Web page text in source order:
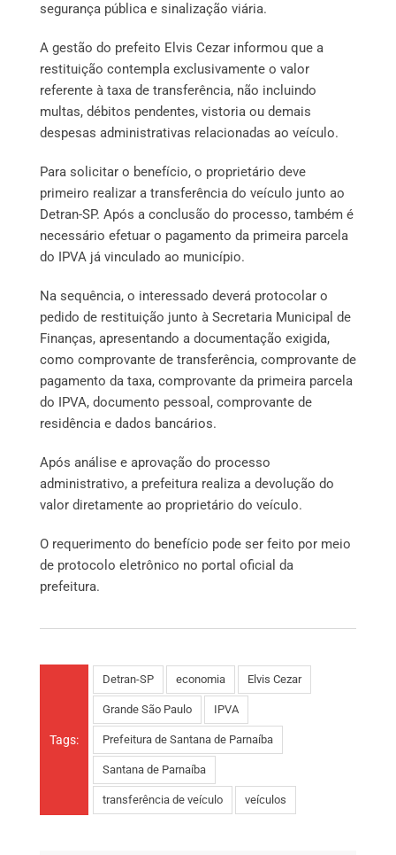
segurança pública e sinalização viária.
A gestão do prefeito Elvis Cezar informou que a
restituição contempla exclusivamente o valor
referente à taxa de transferência, não incluindo
multas, débitos pendentes, vistoria ou demais
despesas administrativas relacionadas ao veículo.
Para solicitar o benefício, o proprietário deve
primeiro realizar a transferência do veículo junto ao
Detran-SP. Após a conclusão do processo, também é
necessário efetuar o pagamento da primeira parcela
do IPVA já vinculado ao município.
Na sequência, o interessado deverá protocolar o
pedido de restituição junto à Secretaria Municipal de
Finanças, apresentando a documentação exigida,
como comprovante de transferência, comprovante de
pagamento da taxa, comprovante da primeira parcela
do IPVA, documento pessoal, comprovante de
residência e dados bancários.
Após análise e aprovação do processo
administrativo, a prefeitura realiza a devolução do
valor diretamente ao proprietário do veículo.
O requerimento do benefício pode ser feito por meio
de protocolo eletrônico no portal oficial da
prefeitura.
Tags:
Detran-SP economia Elvis Cezar
Grande São Paulo IPVA
Prefeitura de Santana de Parnaíba
Santana de Parnaíba
transferência de veículo veículos